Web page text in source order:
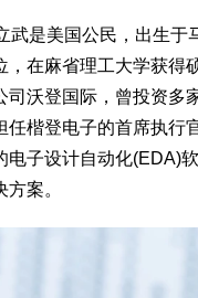
武是美国公民，出生于
，在麻省理工大学获得
司沃登国际，曾投资多
任楷登电子的首席执行
电子设计自动化(EDA)
案。